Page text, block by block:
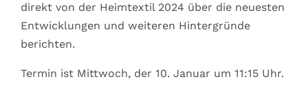
direkt von der Heimtextil 2024 über die neuesten
Entwicklungen und weiteren Hintergründe
berichten.
Termin ist Mittwoch, der 10. Januar um 11:15 Uhr.